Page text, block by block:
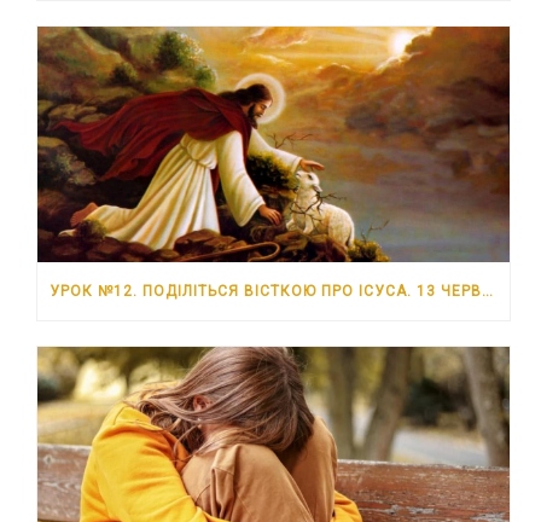
УРОК №12. ПОДІЛІТЬСЯ ВІСТКОЮ ПРО ІСУСА. 13 ЧЕРВНЯ – 19 ЧЕРВНЯ 2026 РОКУ